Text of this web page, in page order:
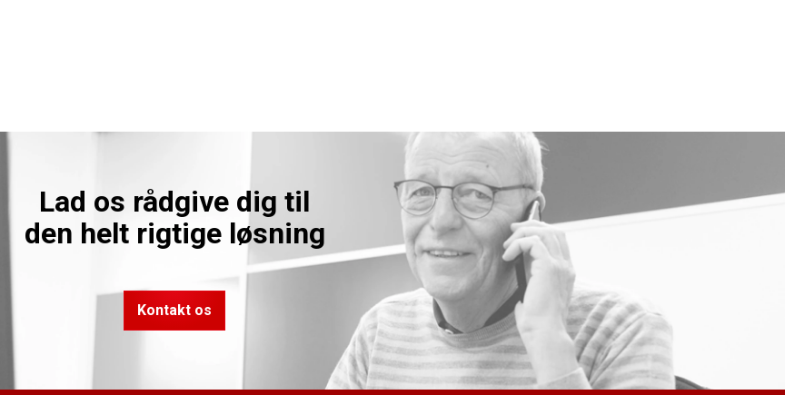
Lad os rådgive dig til
den helt rigtige løsning
Kontakt os